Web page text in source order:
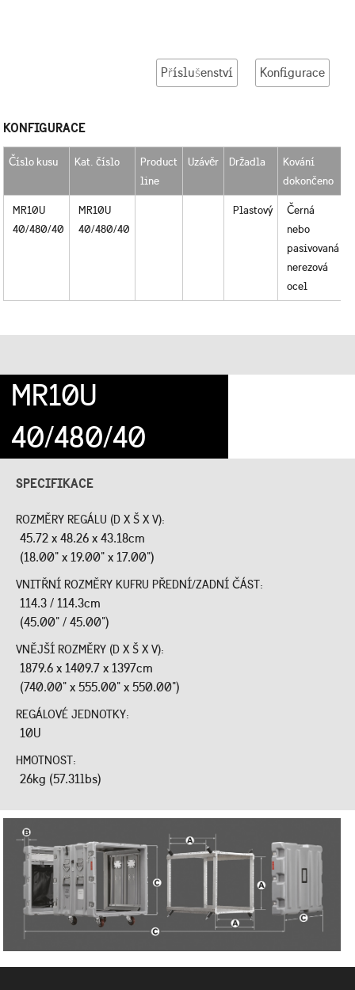
Příslušenství Konfigurace
KONFIGURACE
Číslo kusu Kat. číslo
Product
line
Uzávěr Držadla
Kování
dokončeno
MR10U
40/480/40
MR10U
40/480/40
Plastový
Černá
nebo
pasivovaná
nerezová
ocel
MR10U
40/480/40
SPECIFIKACE
ROZMĚRY REGÁLU (D X Š X V):
45.72 x 48.26 x 43.18cm
(18.00" x 19.00" x 17.00")
VNITŘNÍ ROZMĚRY KUFRU PŘEDNÍ/ZADNÍ ČÁST:
114.3 / 114.3cm
(45.00" / 45.00")
VNĚJŠÍ ROZMĚRY (D X Š X V):
1879.6 x 1409.7 x 1397cm
(740.00" x 555.00" x 550.00")
REGÁLOVÉ JEDNOTKY:
10U
HMOTNOST:
26kg (57.31lbs)